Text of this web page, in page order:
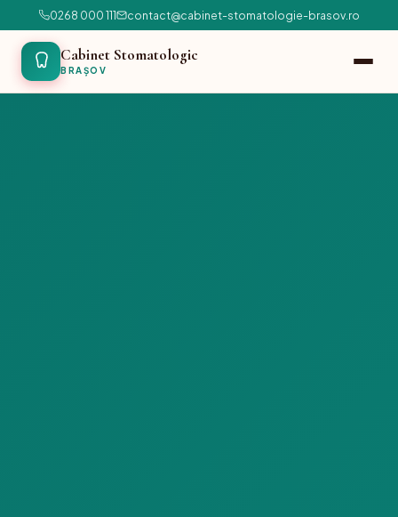
0268 000 111 contact@cabinet-stomatologie-brasov.ro
Cabinet Stomatologic
BRAȘOV